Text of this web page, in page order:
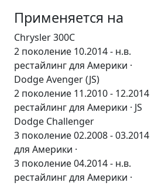
Применяется на
Chrysler 300C
2 поколение 10.2014 - н.в.
рестайлинг для Америки ·
Dodge Avenger (JS)
2 поколение 11.2010 - 12.2014
рестайлинг для Америки · JS
Dodge Challenger
3 поколение 02.2008 - 03.2014
для Америки ·
3 поколение 04.2014 - н.в.
рестайлинг для Америки ·